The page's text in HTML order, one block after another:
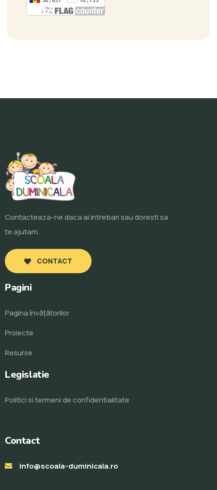
Contacteaza-ne daca ai intrebari sau doresti sa
te ajutam.
CONTACT
Pagini
Pagina învăţătorilor
Proiecte
Resurse
Legislatie
Politici si termeni de confidentialitate
Contact
info@scoala-duminicala.ro